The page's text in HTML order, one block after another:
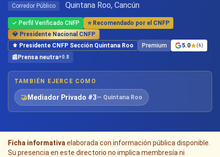
Corredor Público Quintana Roo, Cancún
✓ Perfil Verificado CNFP
⭐ Recomendado por el CNFP
💎 Presidente Nacional CNFP
⚜️ Presidente CNFP Sección Quintana Roo
Premium 5.0 (6)
📰 Prensa neutra+0.8
TAMBIÉN EJERCE COMO
🤝Mediador Privado #3— Quintana Roo
Ficha informativa elaborada con información pública disponible.
Su presencia en este directorio no implica membresía ni